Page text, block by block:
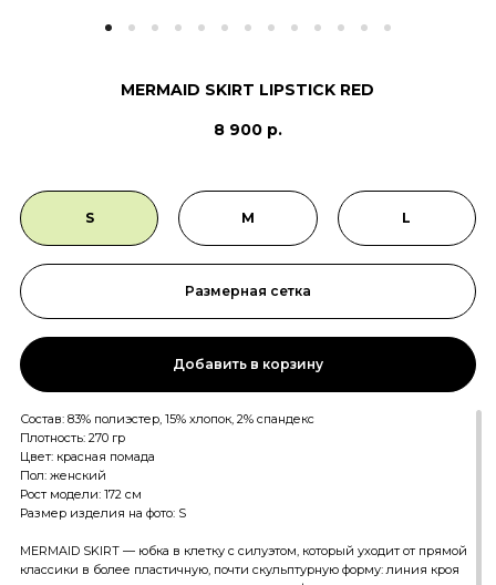
Размерная сетка
L
M
S
MERMAID SKIRT LIPSTICK RED
8 900 р.
Состав: 83% полиэстер, 15% хлопок, 2% спандекс
Плотность: 270 гр
Цвет: красная помада
Пол: женский
Рост модели: 172 см
Размер изделия на фото: S
MERMAID SKIRT — юбка в клетку с силуэтом, который уходит от прямой
классики в более пластичную, почти скульптурную форму: линия кроя
Добавить в корзину